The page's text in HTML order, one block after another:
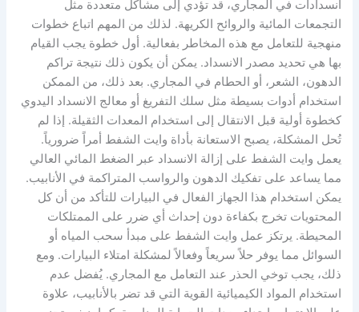
انسدادات في المجاري، قد تؤدي إلى مشاكل متعددة مثل
التجمعات المائية والروائح الكريهة. لذلك من المهم اتباع خطوات
منهجية للتعامل مع هذه المخاطر بفعالية. أول خطوة يجب القيام
بها هي تحديد مصدر الانسداد. يمكن أن يكون ذلك نتيجة تراكم
الدهون، الشعر، أو الحطام في المجاري. بعد ذلك، من الممكن
استخدام أدوات بسيطة مثل سلك التفريغ أو معالج الانسداد اليدوي
كخطوة أولية قبل الانتقال إلى استخدام المعدات الثقيلة. إذا لم
تُحل المشكلة، يصبح الاستعانة بأداة وايت الشفط أمراً ضرورياً.
يعمل وايت الشفط على إزالة الانسداد عبر الضغط المائي العالي
مما يساعد على تفكيك الدهون والرواسب المتراكمة في الأنابيب.
يمكن استخدام هذا الجهاز الفعال في البيارات للتأكد من أن كل
المحتويات تخرج بكفاءة دون إحداث أي ضرر على الممتلكات
المحيطة. يرتكز عمل وايت الشفط على مبدأ سحب المياه أو
السوائل مما يوفر حلاً سريعاً وفعالاً لمشكلة امتلاء البيارات. ومع
ذلك، يجب توخي الحذر عند التعامل مع المجاري. يُفضل عدم
استخدام المواد الكيميائية القوية التي قد تضر بالأنابيب، علاوة